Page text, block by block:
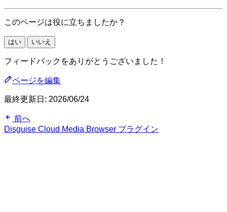
このページは役に立ちましたか？
はい いいえ
フィードバックをありがとうございました！
ページを編集
最終更新日: 2026/06/24
前へ
Disguise Cloud Media Browser プラグイン